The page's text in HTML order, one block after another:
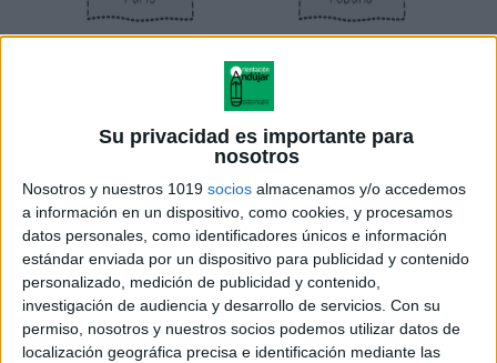
Su privacidad es importante para
nosotros
Nosotros y nuestros 1019 socios almacenamos y/o accedemos
a información en un dispositivo, como cookies, y procesamos
datos personales, como identificadores únicos e información
estándar enviada por un dispositivo para publicidad y contenido
personalizado, medición de publicidad y contenido,
investigación de audiencia y desarrollo de servicios. Con su
permiso, nosotros y nuestros socios podemos utilizar datos de
localización geográfica precisa e identificación mediante las